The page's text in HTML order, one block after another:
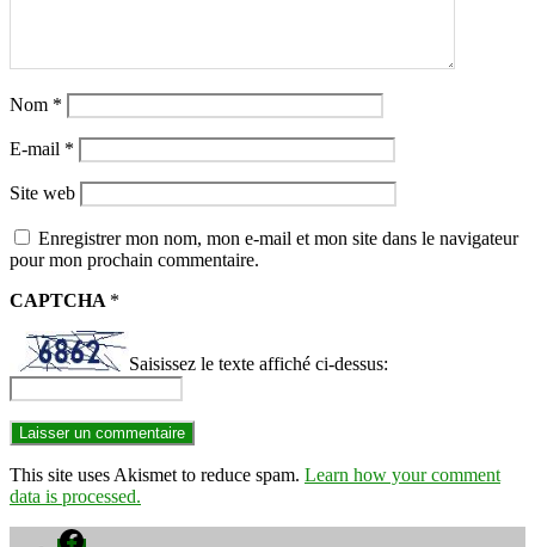
Nom *
E-mail *
Site web
Enregistrer mon nom, mon e-mail et mon site dans le navigateur
pour mon prochain commentaire.
CAPTCHA *
Saisissez le texte affiché ci-dessus:
This site uses Akismet to reduce spam. Learn how your comment
data is processed.
Facebook